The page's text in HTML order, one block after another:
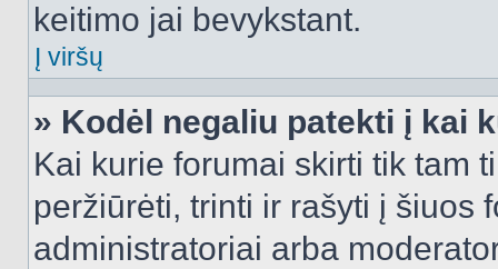
keitimo jai bevykstant.
Į viršų
» Kodėl negaliu patekti į kai
Kai kurie forumai skirti tik tam
peržiūrėti, trinti ir rašyti į šiuos
administratoriai arba